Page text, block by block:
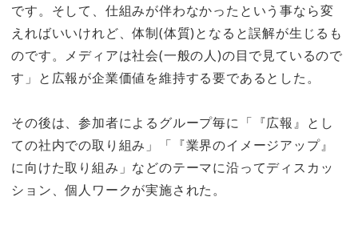
です。そして、仕組みが伴わなかったという事なら変
えればいいけれど、体制(体質)となると誤解が生じるも
のです。メディアは社会(一般の人)の目で見ているので
す」と広報が企業価値を維持する要であるとした。
その後は、参加者によるグループ毎に「『広報』とし
ての社内での取り組み」「『業界のイメージアップ』
に向けた取り組み」などのテーマに沿ってディスカッ
ション、個人ワークが実施された。